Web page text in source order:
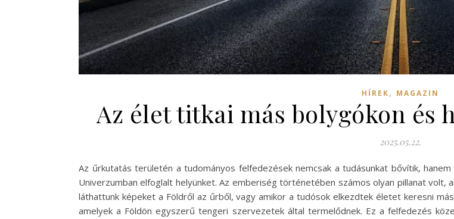
HÍREK, MAGAZIN
Az élet titkai más bolygókon és
2025.05.22.
Az űrkutatás területén a tudományos felfedezések nemcsak a tudásunkat bővítik,
Univerzumban elfoglalt helyünket. Az emberiség történetében számos olyan pillanat
láthattunk képeket a Földről az űrből, vagy amikor a tudósok elkezdtek életet keresni
amelyek a Földön egyszerű tengeri szervezetek által termelődnek. Ez a felfedezés